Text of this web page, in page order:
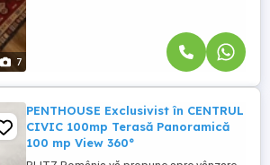
7
PENTHOUSE Exclusivist în CENTRUL
CIVIC 100mp Terasă Panoramică
100 mp View 360°